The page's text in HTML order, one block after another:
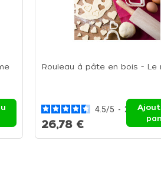
Rouleau à pâte en bois - Le
4.5/5 - 2 avis
26,78 €